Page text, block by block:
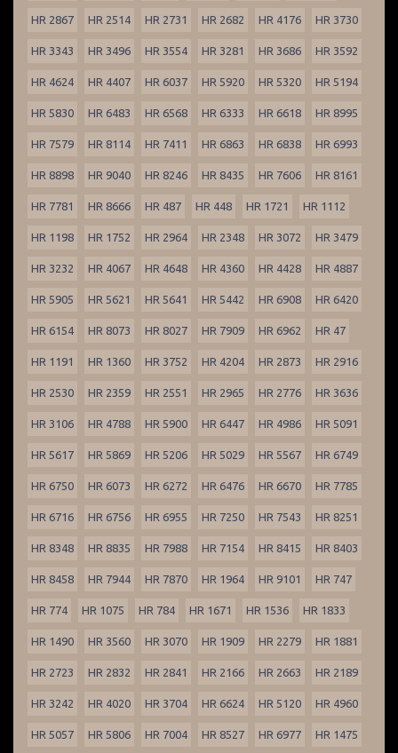
HR 2867 HR 2514 HR 2731 HR 2682 HR 4176 HR 3730
HR 3343 HR 3496 HR 3554 HR 3281 HR 3686 HR 3592
HR 4624 HR 4407 HR 6037 HR 5920 HR 5320 HR 5194
HR 5830 HR 6483 HR 6568 HR 6333 HR 6618 HR 8995
HR 7579 HR 8114 HR 7411 HR 6863 HR 6838 HR 6993
HR 8898 HR 9040 HR 8246 HR 8435 HR 7606 HR 8161
HR 7781 HR 8666 HR 487 HR 448 HR 1721 HR 1112
HR 1198 HR 1752 HR 2964 HR 2348 HR 3072 HR 3479
HR 3232 HR 4067 HR 4648 HR 4360 HR 4428 HR 4887
HR 5905 HR 5621 HR 5641 HR 5442 HR 6908 HR 6420
HR 6154 HR 8073 HR 8027 HR 7909 HR 6962 HR 47
HR 1191 HR 1360 HR 3752 HR 4204 HR 2873 HR 2916
HR 2530 HR 2359 HR 2551 HR 2965 HR 2776 HR 3636
HR 3106 HR 4788 HR 5900 HR 6447 HR 4986 HR 5091
HR 5617 HR 5869 HR 5206 HR 5029 HR 5567 HR 6749
HR 6750 HR 6073 HR 6272 HR 6476 HR 6670 HR 7785
HR 6716 HR 6756 HR 6955 HR 7250 HR 7543 HR 8251
HR 8348 HR 8835 HR 7988 HR 7154 HR 8415 HR 8403
HR 8458 HR 7944 HR 7870 HR 1964 HR 9101 HR 747
HR 774 HR 1075 HR 784 HR 1671 HR 1536 HR 1833
HR 1490 HR 3560 HR 3070 HR 1909 HR 2279 HR 1881
HR 2723 HR 2832 HR 2841 HR 2166 HR 2663 HR 2189
HR 3242 HR 4020 HR 3704 HR 6624 HR 5120 HR 4960
HR 5057 HR 5806 HR 7004 HR 8527 HR 6977 HR 1475